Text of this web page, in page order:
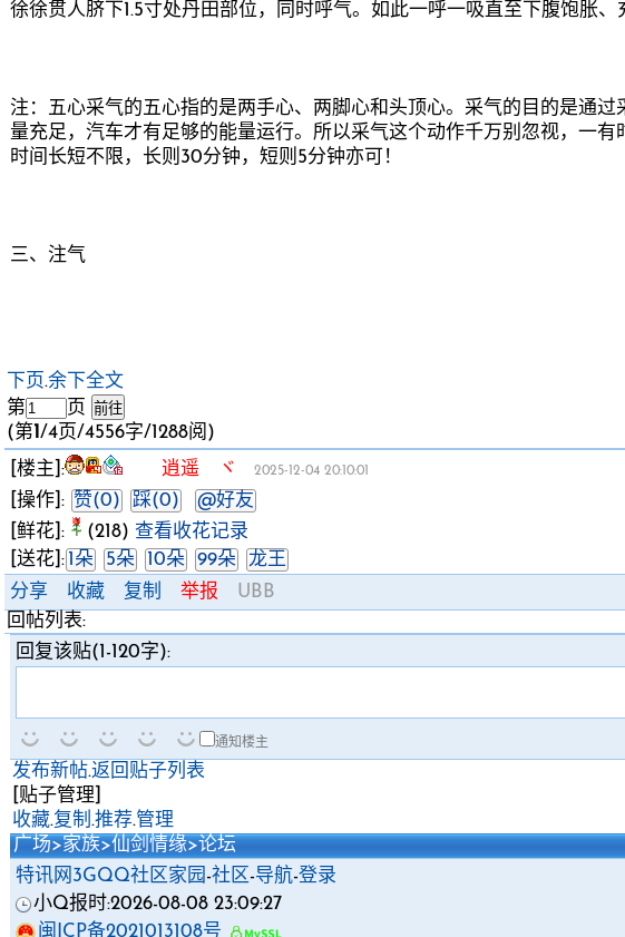
徐徐贯人脐下1.5寸处丹田部位，同时呼气。如此一呼一吸直至下腹饱胀、
注：五心采气的五心指的是两手心、两脚心和头顶心。采气的目的是通
量充足，汽车才有足够的能量运行。所以采气这个动作千万别忽视，一
时间长短不限，长则30分钟，短则5分钟亦可！
三、注气
下页.余下全文
第
页
(第1 /4页/4556字/1288阅)
[楼主]:
逍遥 ヾ 2025-12-04 20:10:01
[操作]: 赞(0) 踩(0)
@好友
[鲜花]:
(218) 查看收花记录
[送花]: 1朵 5朵 10朵 99朵
龙王
分享
收藏 复制 举报
UBB
回帖列表:
回复该贴(1-120字):
通知楼主
发布新帖.返回贴子列表
[贴子管理]
收藏.复制 .推荐.管理
广场>家族>仙剑情缘>论坛
特讯网3GQQ社区家园 -社区 -导航-登录
小Q报时:2026-08-08 23:09:27
闽ICP备2021013108号